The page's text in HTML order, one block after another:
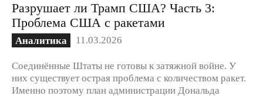
Разрушает ли Трамп США? Часть 3:
Проблема США с ракетами
Аналитика 11.03.2026
Соединённые Штаты не готовы к затяжной войне. У
них существует острая проблема с количеством ракет.
Именно поэтому план администрации Дональда